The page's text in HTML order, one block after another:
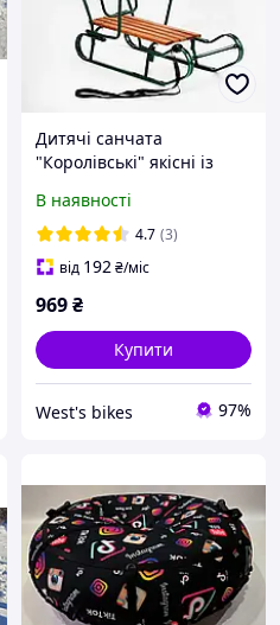
Дитячі санчата
"Королівські" якісні із
штовхачем Зелені
В наявності
4.7 (3)
від 192₴/міс
969₴
Купити
West's bikes 97%